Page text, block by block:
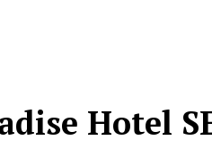
Hotel